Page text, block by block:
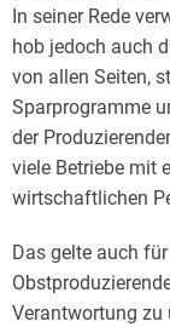
In seiner Rede
hob jedoch auch
von allen Seiten,
Sparprogramme
der
viele Betriebe mit
wirtschaftlichen
Das gelte auch
Verantwortung zu